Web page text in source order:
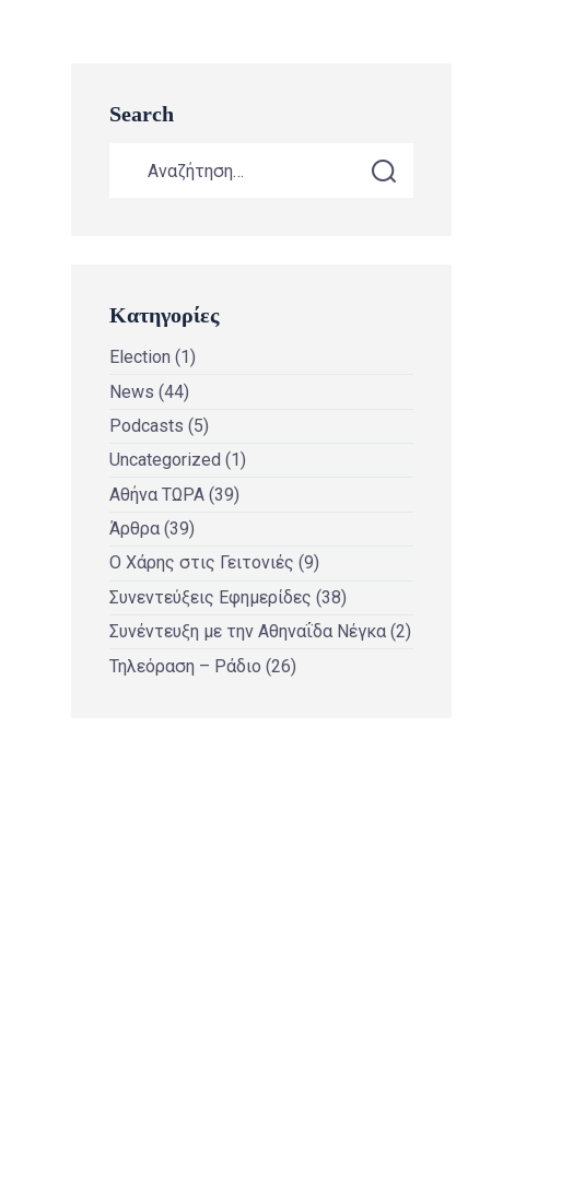
Search
Κατηγορίες
Election (1)
News (44)
Podcasts (5)
Uncategorized (1)
Αθήνα ΤΩΡΑ (39)
Άρθρα (39)
Ο Χάρης στις Γειτονιές (9)
Συνεντεύξεις Εφημερίδες (38)
Συνέντευξη με την Αθηναΐδα Νέγκα (2)
Τηλεόραση – Ράδιο (26)